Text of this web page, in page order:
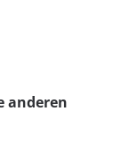
anderen